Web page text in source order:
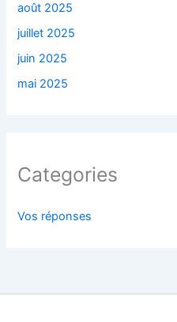
août 2025
juillet 2025
juin 2025
mai 2025
Categories
Vos réponses